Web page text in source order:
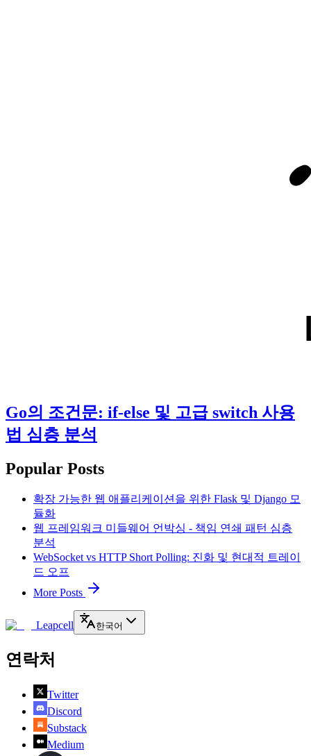
Go의 조건문: if-else 및 고급 switch 사용
법 심층 분석
Popular Posts
확장 가능한 웹 애플리케이션을 위한 Flask 및 Django 모
듈화
웹 프레임워크 미들웨어 언박싱 - 책임 연쇄 패턴 심층
분석
WebSocket vs HTTP Short Polling: 진화 및 현대적 트레이
드 오프
More Posts
Leapcell 한국어
연락처
Twitter
Discord
Substack
Medium